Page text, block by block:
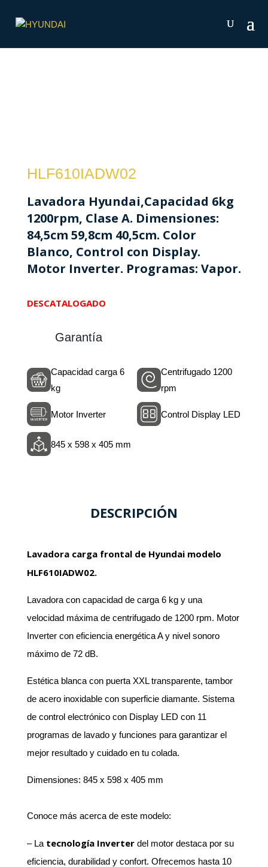
HLF610IADW02
Lavadora Hyundai,Capacidad 6kg
1200rpm, Clase A. Dimensiones:
84,5cm 59,8cm 40,5cm. Color
Blanco, Control con Display.
Motor Inverter. Programas: Vapor.
DESCATALOGADO
Garantía
Capacidad carga 6
kg
Centrifugado 1200
rpm
Motor Inverter Control Display LED
845 x 598 x 405 mm
DESCRIPCIÓN
Lavadora carga frontal de Hyundai modelo
HLF610IADW02.
Lavadora con capacidad de carga 6 kg y una
velocidad máxima de centrifugado de 1200 rpm. Motor
Inverter con eficiencia energética A y nivel sonoro
máximo de 72 dB.
Estética blanca con puerta XXL transparente, tambor
de acero inoxidable con superficie diamante. Sistema
de control electrónico con Display LED con 11
programas de lavado y funciones para garantizar el
mejor resultado y cuidado en tu colada.
Dimensiones: 845 x 598 x 405 mm
Conoce más acerca de este modelo:
– La tecnología Inverterdel motor destaca por su
eficiencia, durabilidad y confort. Ofrecemos hasta 10